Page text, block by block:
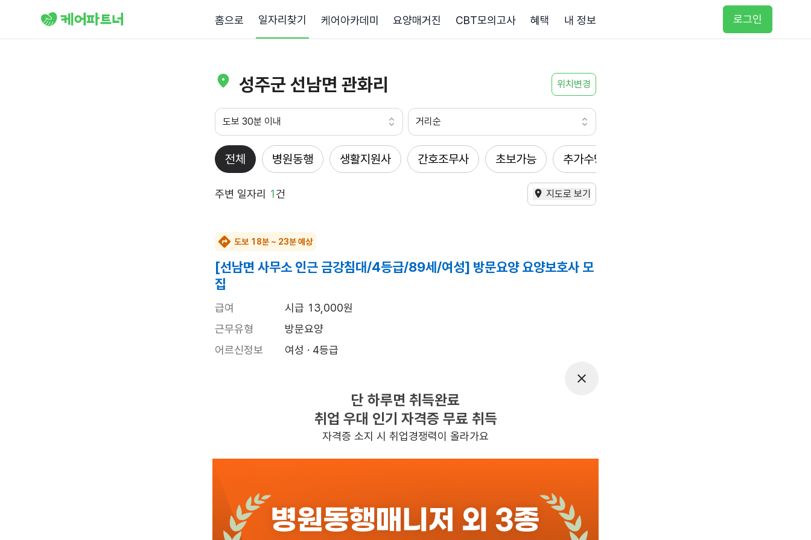
홈으로 일자리찾기 케어아카데미 요양매거진 CBT모의고사 혜택 내 정보 로그인
성주군 선남면 관화리 위치변경
도보 30분 이내 거리순
전체 병원동행 생활지원사 간호조무사 초보가능 추가수당
주변 일자리 1건 지도로 보기
도보 18분 ~ 23분 예상
[선남면 사무소 인근 금강침대/4등급/89세/여성] 방문요양 요양보호사 모
집
급여
시급 13,000원
근무유형
방문요양
어르신정보
여성 · 4등급
초보가능
관심 일자리정보 더보기
단 하루면 취득완료
취업 우대 인기 자격증 무료 취득
자격증 소지 시 취업경쟁력이 올라가요